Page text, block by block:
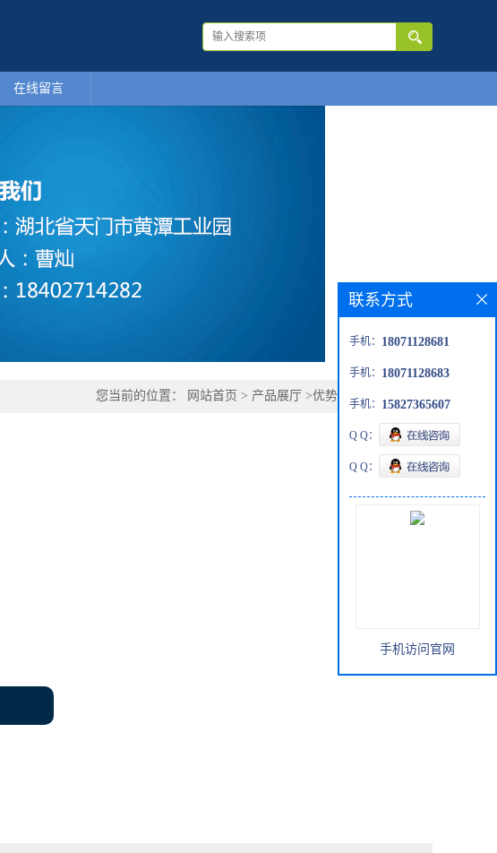
在线留言
您当前的位置： 网站首页 > 产品展厅 >优势品种>
联系方式
手机： 18071128681
手机： 18071128683
手机： 15827365607
Q Q：
Q Q：
手机访问官网